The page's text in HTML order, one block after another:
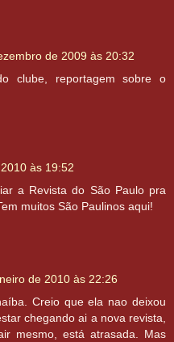
de 2009 às 20:32
clube, reportagem sobre o
às 19:52
a Revista do São Paulo pra
muitos São Paulinos aqui!
de 2010 às 22:26
Creio que ela nao deixou
chegando ai a nova revista,
mesmo, está atrasada. Mas